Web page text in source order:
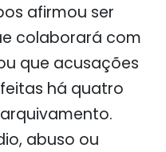
afirmou ser
colaborará com
que acusações
há quatro
abuso ou